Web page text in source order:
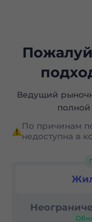
Ведущий
По причинам
недоступна в